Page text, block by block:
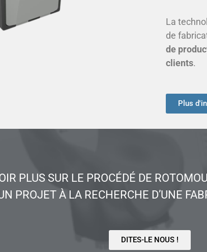
La
de
de
clients.
Plus
PLUS SUR LE PROCÉDÉ DE
PROJET À LA RECHERCHE D’UNE
DITES-LE NOUS !